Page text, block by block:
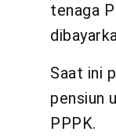
tenaga
Saat ini
pensiun
PPPK.